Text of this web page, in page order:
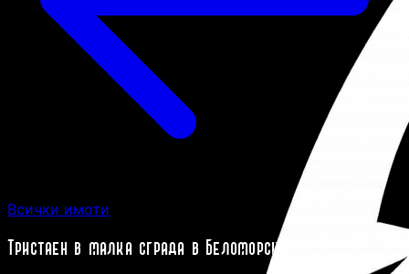
Всички имоти
Тристаен в малка сграда в Беломорски